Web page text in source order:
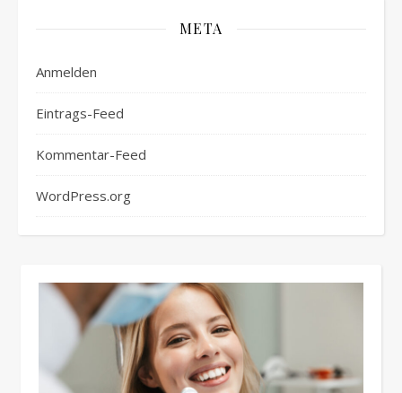
META
Anmelden
Eintrags-Feed
Kommentar-Feed
WordPress.org